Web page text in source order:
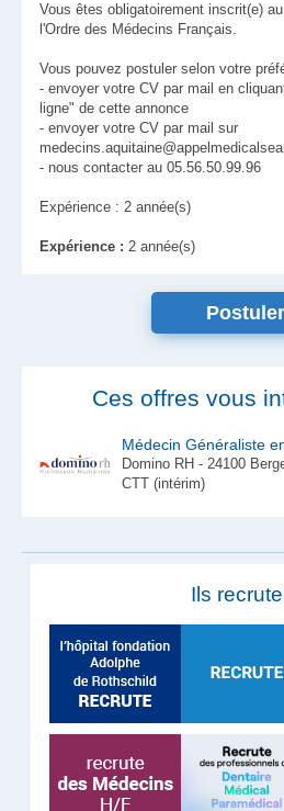
Vous êtes obligatoirement inscrit(e)
l'Ordre des Médecins Français.
Vous pouvez postuler selon votre
- envoyer votre CV par mail en
ligne" de cette annonce
- envoyer votre CV par mail sur
- nous contacter au 05.56.50.99.96
Expérience : 2 année(s)
Expérience : 2 année(s)
Ces offres vous
Médecin Généraliste
Domino RH - 24100
CTT (intérim)
Ils